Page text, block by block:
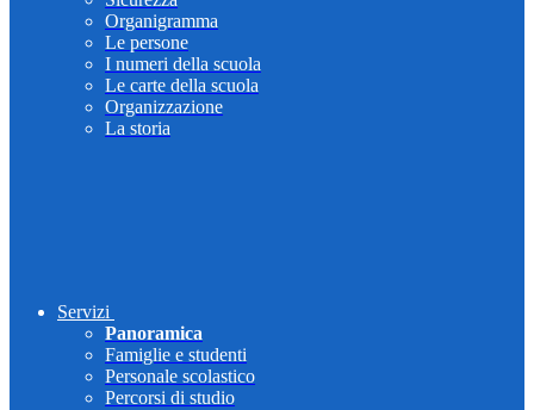
Organigramma
Le persone
I numeri della scuola
Le carte della scuola
Organizzazione
La storia
Servizi
Panoramica
Famiglie e studenti
Personale scolastico
Percorsi di studio